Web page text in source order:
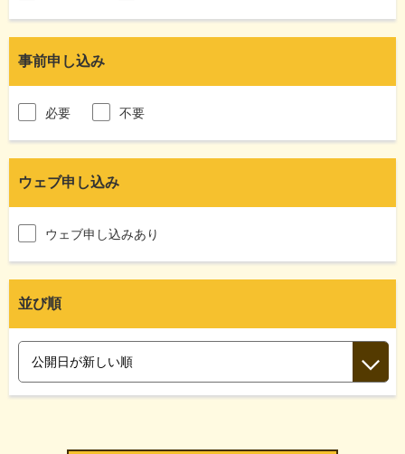
事前申し込み
必要 不要
ウェブ申し込み
ウェブ申し込みあり
並び順